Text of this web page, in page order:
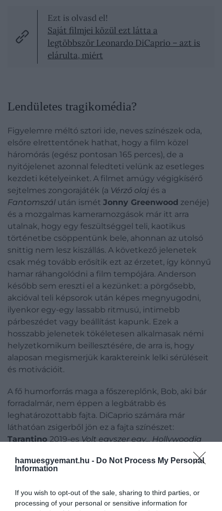
hamuesgyemant.hu - Do Not Process My Personal
Information
If you wish to opt-out of the sale, sharing to third parties, or
processing of your personal or sensitive information for
Ezt is olvasd el!
Saját filmjei közül ezt látta a
legtöbbször Leonardo DiCaprio – azt is
elárulta, miért
Lendületes tragikomédia?
Figyelemre méltó sztori ide, neves színészek oda,
elsőre elrettentőnek hathat, hogy a film közel
háromórás (egész pontosan 165 perces), de a
nyitójelenet azonnal feledteti velünk az esetleges
kezdeti kételyeinket. A filmet amúgy végigkísérő
sejtelmes zongorajáték (a Vérző olaj és a
Fantomszál után ismét Jonny Greenwood zenéje)
és a mozgalmas kameramozgások már itt arra
utalnak, hogy egy feszültséggel teli, kaotikus
történetbe csöppentünk bele, ahonnan az utolsó
snittig nem lesz kiszállás. A következő jelenetek
csak még tovább erősítik ezt az érzetet, így könnyű
hamar ráhangolódni a film tempójára. Anderson
később sem ereszti el a kezünket: a pörgősebb,
akcióval teli képsorok után képes megnyugodni,
ilyenkor egy-egy lassabb ritmusú, intimebb
párbeszédet vagy beállítást kapunk. Ezek a
hosszabb jelenetek tökéletesen alkalmasak némi
helyzetkomikum beillesztésére, de arra is, hogy
alaposan megismerjük karaktereink lelki sérüléseit
és motivációit.
A fő humorforrás maga a főszereplőnk, Bob, aki bár
forradalmár, nem éppen a legbátrabb és
leghatározottabb fajta. DiCaprio számára már
láthatóan zsigerből jön ez a fajta színészet:
Tarantino 2019-es Volt egyszer egy... Hollywoodja
című
filmekben is az ittenihez hasonló sodródó,
miért a 21. század egyik legnagyobb színésze